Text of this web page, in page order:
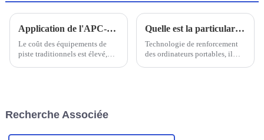
Application de l'APC-1903
Le coût des équipements de
piste traditionnels est élevé,
Quelle est la particularité d'un ordinateur portable doté de trois renforts de défense
Technologie de renforcement
des ordinateurs portables, il
site, un...
Recherche Associée